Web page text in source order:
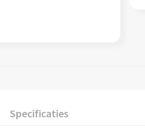
Specificaties